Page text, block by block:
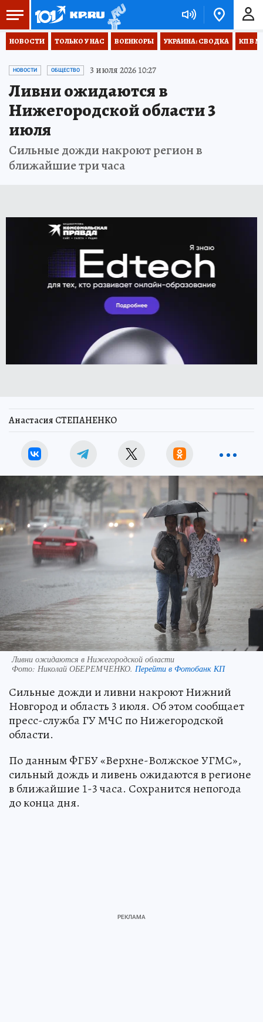
НОВОСТИ ТОЛЬКО У НАС ВОЕНКОРЫ УКРАИНА: СВОДКА КП В
НОВОСТИ ОБЩЕСТВО 3 июля 2026 10:27
Ливни ожидаются в
Нижегородской области 3
июля
Сильные дожди накроют регион в
ближайшие три часа
Анастасия СТЕПАНЕНКО
Ливни ожидаются в Нижегородской области
Фото: Николай ОБЕРЕМЧЕНКО. Перейти в Фотобанк КП
Сильные дожди и ливни накроют Нижний
Новгород и область 3 июля. Об этом сообщает
пресс-служба ГУ МЧС по Нижегородской
области.
По данным ФГБУ «Верхне-Волжское УГМС»,
сильный дождь и ливень ожидаются в регионе
в ближайшие 1-3 часа. Сохранится непогода
до конца дня.